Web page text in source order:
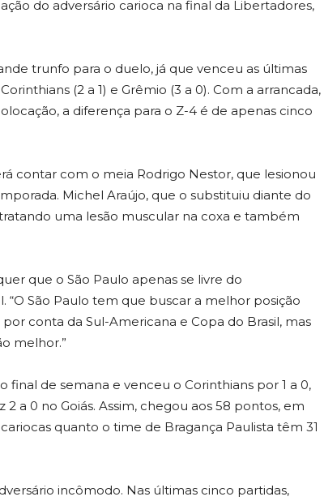
do adversário carioca na final da Libertadores,
trunfo para o duelo, já que venceu as últimas
(2 a 1) e Grêmio (3 a 0). Com a arrancada,
a diferença para o Z-4 é de apenas cinco
contar com o meia Rodrigo Nestor, que lesionou
Michel Araújo, que o substituiu diante do
uma lesão muscular na coxa e também
que o São Paulo apenas se livre do
São Paulo tem que buscar a melhor posição
conta da Sul-Americana e Copa do Brasil, mas
melhor.”
de semana e venceu o Corinthians por 1 a 0,
a 0 no Goiás. Assim, chegou aos 58 pontos, em
quanto o time de Bragança Paulista têm 31
incômodo. Nas últimas cinco partidas,